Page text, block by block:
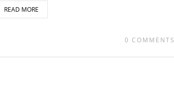
READ MORE
0 COMMENTS